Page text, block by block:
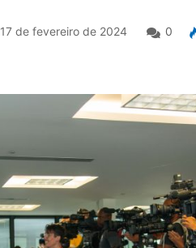
17 de fevereiro de 2024 0